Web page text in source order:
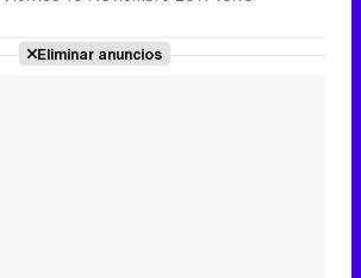
Eliminar anuncios